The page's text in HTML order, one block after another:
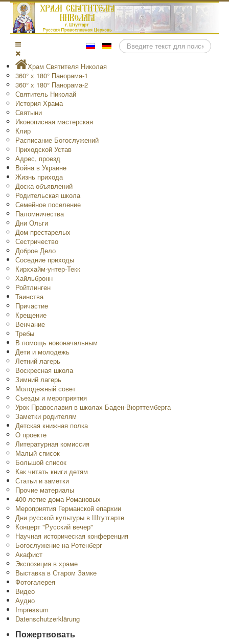
Поиск
Храм Святителя Николая
360° x 180° Панорама-1
360° x 180° Панорама-2
Святитель Николай
История Храма
Святыни
Иконописная мастерская
Клир
Расписание Богослужений
Приходской Устав
Адрес, проезд
Война в Украине
Жизнь прихода
Доска объявлений
Родительская школа
Семейное поселение
Паломничества
Дни Ольги
Дом престарелых
Сестричество
Доброе Дело
Соседние приходы
Кирххайм-унтер-Текк
Хайльбронн
Ройтлинген
Таинства
Причастие
Крещение
Венчание
Требы
В помощь новоначальным
Дети и молодежь
Летний лагерь
Воскресная школа
Зимний лагерь
Молодежный совет
Съезды и мероприятия
Урок Православия в школах Баден-Вюрттемберга
Заметки родителям
Детская книжная полка
O проекте
Литературная комиссия
Малый список
Большой список
Как читать книги детям
Статьи и заметки
Прочие материалы
400-летие дома Романовых
Мероприятия Германской епархии
Дни русской культуры в Штутгарте
Концерт "Русский вечер"
Научная историческая конференция
Богослужение на Ротенберг
Акафист
Экспозиция в храме
Выставка в Старом Замке
Фотогалерея
Видео
Аудио
Impressum
Datenschutzerklärung
Пожертвовать